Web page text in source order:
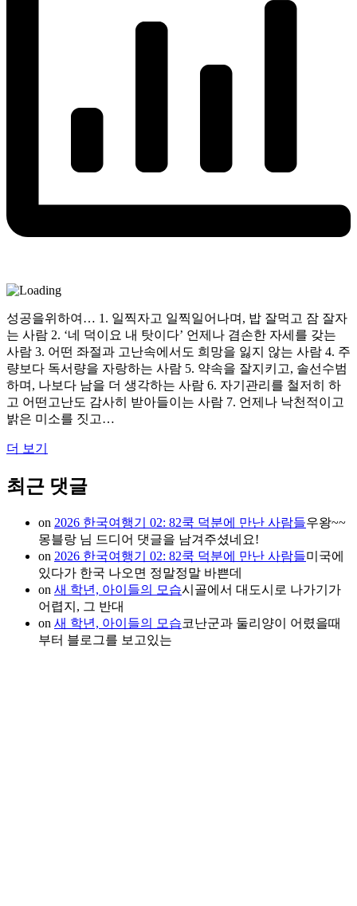
성공을위하여… 1. 일찍자고 일찍일어나며, 밥 잘먹고 잠 잘자
는 사람 2. ‘네 덕이요 내 탓이다’ 언제나 겸손한 자세를 갖는
사람 3. 어떤 좌절과 고난속에서도 희망을 잃지 않는 사람 4. 주
량보다 독서량을 자랑하는 사람 5. 약속을 잘지키고, 솔선수범
하며, 나보다 남을 더 생각하는 사람 6. 자기관리를 철저히 하
고 어떤고난도 감사히 받아들이는 사람 7. 언제나 낙천적이고
밝은 미소를 짓고…
더 보기
최근 댓글
on 2026 한국여행기 02: 82쿡 덕분에 만난 사람들우왕~~
몽블랑 님 드디어 댓글을 남겨주셨네요!
on 2026 한국여행기 02: 82쿡 덕분에 만난 사람들미국에
있다가 한국 나오면 정말정말 바쁜데
on 새 학년, 아이들의 모습시골에서 대도시로 나가기가
어렵지, 그 반대
on 새 학년, 아이들의 모습코난군과 둘리양이 어렸을때
부터 블로그를 보고있는